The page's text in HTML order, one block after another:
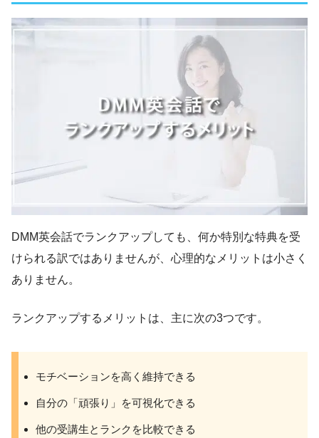
DMM英会話でランクアップしても、何か特別な特典を受
けられる訳ではありませんが、心理的なメリットは小さく
ありません。
ランクアップするメリットは、主に次の3つです。
モチベーションを高く維持できる
自分の「頑張り」を可視化できる
他の受講生とランクを比較できる